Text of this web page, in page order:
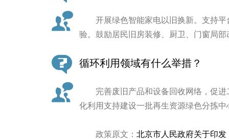
ITALIANO
开展绿色智能家电以旧换新。支持平
验。鼓励居民旧房装修、厨卫、门窗局
循环利用领域有什么举措？
完善废旧产品和设备回收网络，促进
化利用支持建设一批再生资源绿色分拣中
政策原文： 北京市人民政府关于印